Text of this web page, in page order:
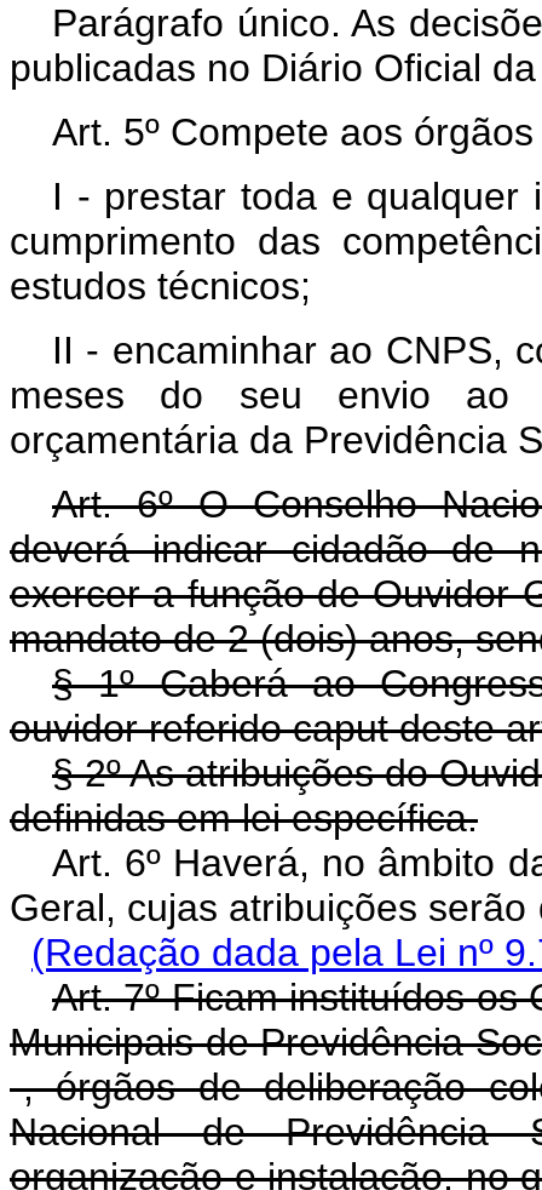
Parágrafo único. As
publicadas no Diário Oficial
Art. 5º Compete aos
I - prestar toda e qualquer
cumprimento das
estudos técnicos;
II - encaminhar ao CNPS,
meses do seu envio ao
orçamentária da Previdência
Art. 6º O Conselho
deverá indicar cidadão de
exercer a função de Ouvidor
mandato de 2 (dois) anos,
§ 1º Caberá ao
ouvidor referido caput deste
§ 2º As atribuições do
definidas em lei específica.
Art. 6º Haverá, no âmbito
Geral, cujas atribuições
(Redação dada pela Lei nº
Art. 7º Ficam instituídos os
Municipais de Previdência
-, órgãos de deliberação
Nacional de Previdência
organização e instalação, no